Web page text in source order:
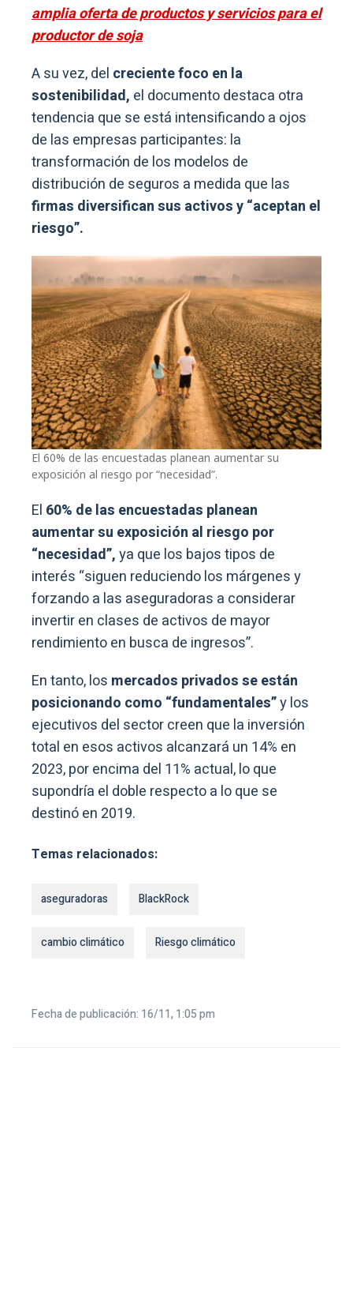
amplia oferta de productos y servicios para el
productor de soja
A su vez, del creciente foco en la
sostenibilidad, el documento destaca otra
tendencia que se está intensificando a ojos
de las empresas participantes: la
transformación de los modelos de
distribución de seguros a medida que las
firmas diversifican sus activos y “aceptan el
riesgo”.
El 60% de las encuestadas planean aumentar su
exposición al riesgo por “necesidad”.
El 60% de las encuestadas planean
aumentar su exposición al riesgo por
“necesidad”,ya que los bajos tipos de
interés “siguen reduciendo los márgenes y
forzando a las aseguradoras a considerar
invertir en clases de activos de mayor
rendimiento en busca de ingresos”.
En tanto, los mercados privados se están
posicionando como “fundamentales”y los
ejecutivos del sector creen que la inversión
total en esos activos alcanzará un 14% en
2023, por encima del 11% actual, lo que
supondría el doble respecto a lo que se
destinó en 2019.
Temas relacionados:
aseguradoras BlackRock
cambio climático Riesgo climático
Fecha de publicación: 16/11, 1:05 pm